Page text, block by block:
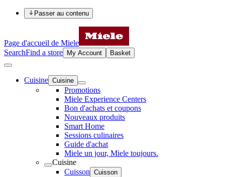
Passer au contenu
Page d'accueil de Miele
SearchFind a store My Account Basket
Cuisine Cuisine
Promotions
Miele Experience Centers
Bon d'achats et coupons
Nouveaux produits
Smart Home
Sessions culinaires
Guide d'achat
Miele un jour, Miele toujours.
Cuisine
Cuisson Cuisson